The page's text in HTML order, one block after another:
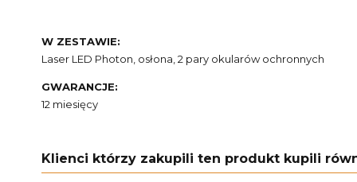
W ZESTAWIE:
Laser LED Photon, osłona, 2 pary okularów ochronnych
GWARANCJE:
12 miesięcy
Klienci którzy zakupili ten produkt kupili